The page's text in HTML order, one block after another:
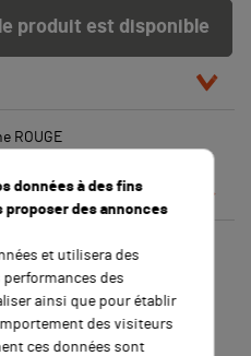
produit est disponible
ROUGE
données à des fins
des annonces
et utilisera des
des
ainsi que pour établir
des visiteurs
ces données sont